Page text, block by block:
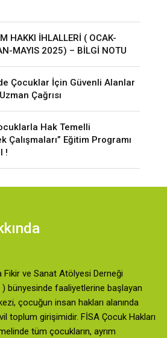
HAKKI İHLALLERİ ( OCAK-
MAYIS 2025) – BİLGİ NOTU
Çocuklar İçin Güvenli Alanlar
Çağrısı
Hak Temelli
Çalışmaları” Eğitim Programı
!
Fikir ve Sanat Atölyesi Derneği
bünyesinde faaliyetlerine başlayan
çocuğun insan hakları alanında
toplum girişimidir. FİSA Çocuk Hakları
tüm çocukların, ayrım